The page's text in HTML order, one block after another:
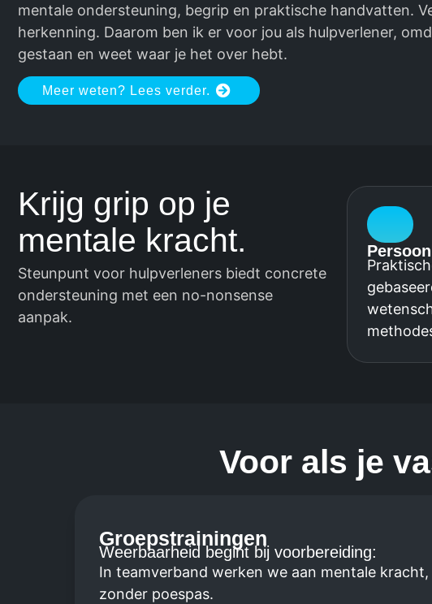
mentale ondersteuning, begrip en praktische handvatten.
herkenning. Daarom ben ik er voor jou als hulpverlener,
gestaan en weet waar je het over hebt.
Meer weten? Lees verder.
Krijg grip op je
mentale kracht.
Steunpunt voor hulpverleners biedt concrete
ondersteuning met een no-nonsense
aanpak.
Voor als je
Groepstrainingen
Weerbaarheid begint bij voorbereiding:
In teamverband werken we aan mentale
zonder poespas.